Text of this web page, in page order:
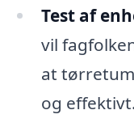
Test af
vil
at
og effektivt.